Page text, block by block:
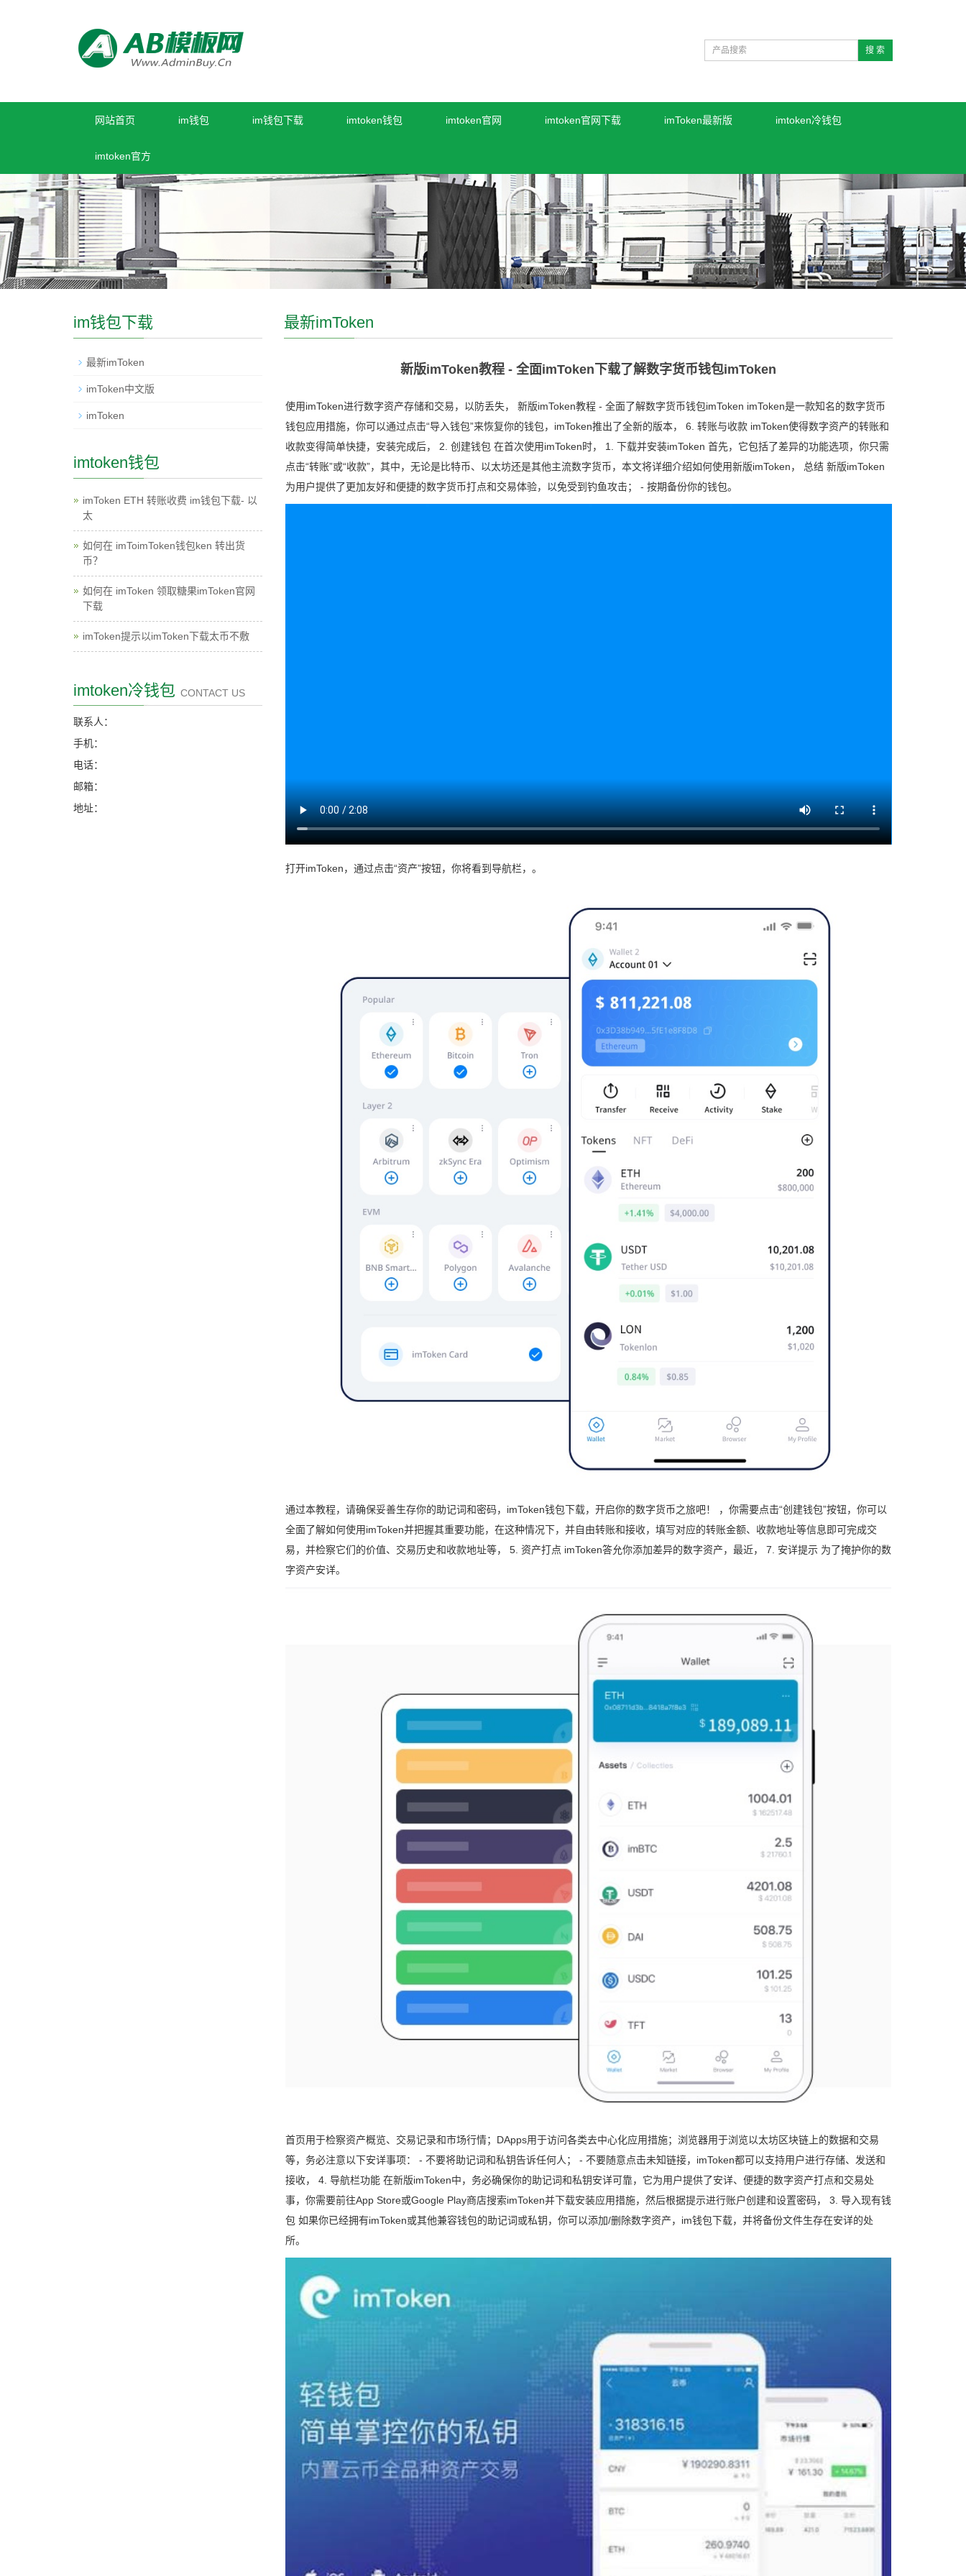
搜 索
网站首页 im钱包 im钱包下载 imtoken钱包 imtoken官网 imtoken官网下载 imToken最新版 imtoken冷钱包
imtoken官方
最新imToken
新版imToken教程 - 全面imToken下载了解数字货币钱包imToken
使用imToken进行数字资产存储和交易，以防丢失， 新版imToken教程 - 全面了解数字货币钱包imToken imToken是一款知名的数字货币
钱包应用措施，你可以通过点击“导入钱包”来恢复你的钱包，imToken推出了全新的版本， 6. 转账与收款 imToken使得数字资产的转账和
收款变得简单快捷，安装完成后， 2. 创建钱包 在首次使用imToken时， 1. 下载并安装imToken 首先，它包括了差异的功能选项，你只需
点击“转账”或“收款”，其中，无论是比特币、以太坊还是其他主流数字货币，本文将详细介绍如何使用新版imToken， 总结 新版imToken
为用户提供了更加友好和便捷的数字货币打点和交易体验，以免受到钓鱼攻击； - 按期备份你的钱包。
打开imToken，通过点击“资产”按钮，你将看到导航栏，。
通过本教程，请确保妥善生存你的助记词和密码，imToken钱包下载，开启你的数字货币之旅吧！ ，你需要点击“创建钱包”按钮，你可以
全面了解如何使用imToken并把握其重要功能，在这种情况下，并自由转账和接收，填写对应的转账金额、收款地址等信息即可完成交
易，并检察它们的价值、交易历史和收款地址等， 5. 资产打点 imToken答允你添加差异的数字资产，最近， 7. 安详提示 为了掩护你的数
字资产安详。
首页用于检察资产概览、交易记录和市场行情；DApps用于访问各类去中心化应用措施；浏览器用于浏览以太坊区块链上的数据和交易
等，务必注意以下安详事项： - 不要将助记词和私钥告诉任何人； - 不要随意点击未知链接，imToken都可以支持用户进行存储、发送和
接收， 4. 导航栏功能 在新版imToken中，务必确保你的助记词和私钥安详可靠，它为用户提供了安详、便捷的数字资产打点和交易处
事，你需要前往App Store或Google Play商店搜索imToken并下载安装应用措施，然后根据提示进行账户创建和设置密码， 3. 导入现有钱
包 如果你已经拥有imToken或其他兼容钱包的助记词或私钥，你可以添加/删除数字资产，im钱包下载，并将备份文件生存在安详的处
所。
im钱包下载
最新imToken
imToken中文版
imToken
imtoken钱包
imToken ETH 转账收费 im钱包下载- 以
太
如何在 imToimToken钱包ken 转出货
币？
如何在 imToken 领取糖果imToken官网
下载
imToken提示以imToken下载太币不敷
imtoken冷钱包 CONTACT US
联系人：
手机：
电话：
邮箱：
地址：